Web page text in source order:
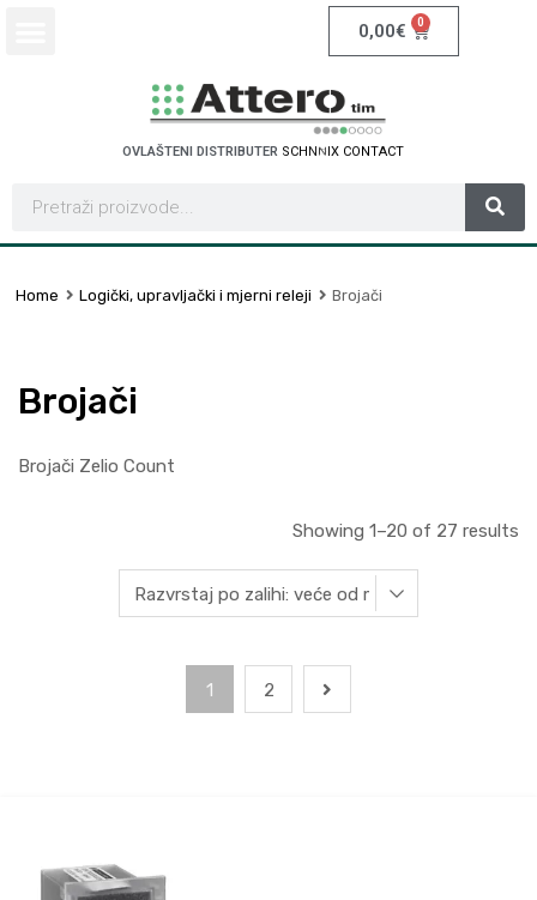
0,00€ 0
OVLAŠTENI DISTRIBUTER SCHNEIDER ELECTRI
Home Logički, upravljački i mjerni releji Brojači
Brojači
Brojači Zelio Count
Showing 1–20 of 27 results
1 2